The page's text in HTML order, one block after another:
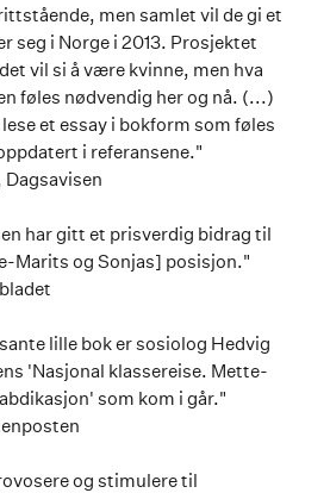
men samlet vil de gi et
seg i Norge i 2013. Prosjektet
vil si å være kvinne, men hva
føles nødvendig her og nå. (...)
et essay i bokform som føles
i referansene."
Dagsavisen
har gitt et prisverdig bidrag til
Marits og Sonjas] posisjon."
lille bok er sosiolog Hedvig
'Nasjonal klassereise. Mette-
som kom i går."
og stimulere til